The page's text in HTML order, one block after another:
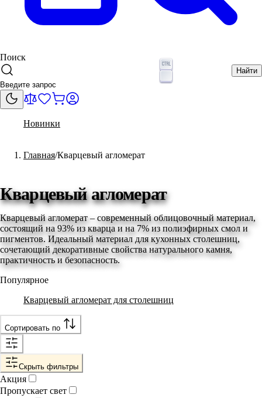
Поиск
Найти
Новинки
Главная Кварцевый агломерат
Кварцевый агломерат
Кварцевый агломерат – современный облицовочный материал,
состоящий на 93% из кварца и на 7% из полиэфирных смол и
пигментов. Идеальный материал для кухонных столешниц,
сочетающий декоративные свойства натурального камня,
практичность и безопасность.
Популярное
Кварцевый агломерат для столешниц
Сортировать по
Скрыть фильтры
Акция
Пропускает свет